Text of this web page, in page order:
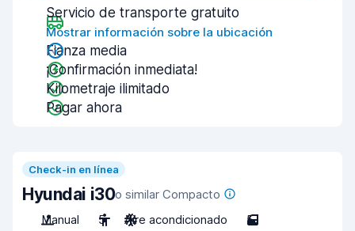
Servicio de transporte gratuito
Mostrar información sobre la ubicación
Fianza media
¡Confirmación inmediata!
Kilometraje ilimitado
Pagar ahora
Check-in en línea
Hyundai i30o similar Compacto
Manual
5 Aire acondicionado 5